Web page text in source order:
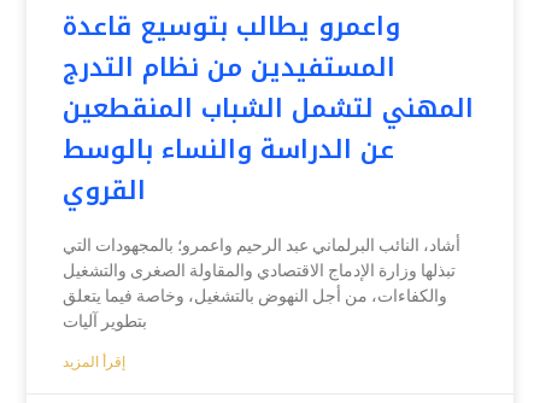
واعمرو يطالب بتوسيع قاعدة
المستفيدين من نظام التدرج
المهني لتشمل الشباب المنقطعين
عن الدراسة والنساء بالوسط
القروي
أشاد، النائب البرلماني عبد الرحيم واعمرو؛ بالمجهودات التي
تبذلها وزارة الإدماج الاقتصادي والمقاولة الصغرى والتشغيل
والكفاءات، من أجل النهوض بالتشغيل، وخاصة فيما يتعلق
بتطوير آليات
إقرأ المزيد